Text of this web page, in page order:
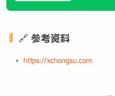
🔗 参考资料
https://xchongsu.com